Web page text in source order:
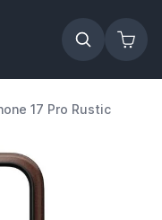
17 Pro Rustic